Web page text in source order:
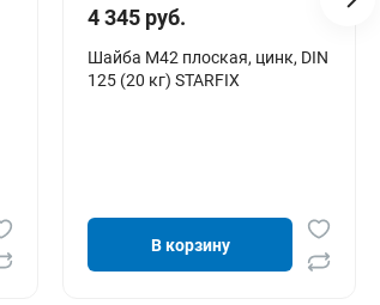
4 345 руб.
Шайба М42 плоская, цинк, DIN
125 (20 кг) STARFIX
В корзину